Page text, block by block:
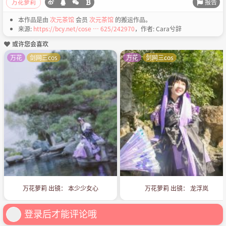
万花萝莉
本作品是由 次元茶馆会员 次元茶馆 的搬运作品。
来源: https://bcy.net/cose … 625/242970，作者: Cara兮辞
或许您会喜欢
万花萝莉 出镜： 本少少女心
万花 剑网三cos
万花萝莉 出镜： 龙浮岚
万花 剑网三cos
登录后才能评论哦